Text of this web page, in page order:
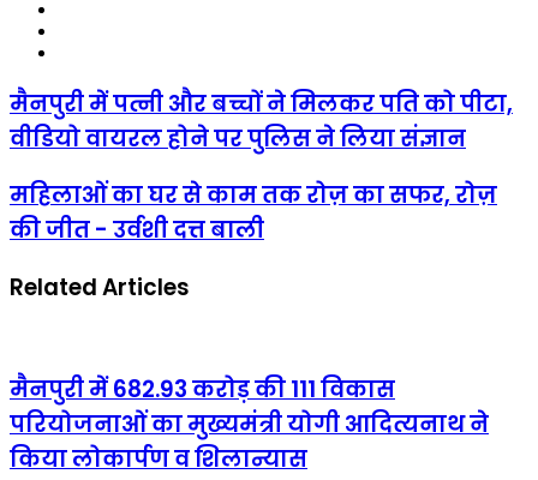
मैनपुरी
में
पत्नी
बच्चों
ने
मिलकर
पति
पीटा,
पर
पुलिस
ने
लिया
संज्ञान
मैनपुरी में पत्नी और बच्चों ने मिलकर पति को पीटा,
वीडियो वायरल होने पर पुलिस ने लिया संज्ञान
महिलाओं
का
घर
काम
तक
रोज़
की
जीत
-
उर्वशी
महिलाओं का घर से काम तक रोज़ का सफर, रोज़
की जीत - उर्वशी दत्त बाली
Related Articles
मैनपुरी में 682.93 करोड़ की 111 विकास
परियोजनाओं का मुख्यमंत्री योगी आदित्यनाथ ने
किया लोकार्पण व शिलान्यास